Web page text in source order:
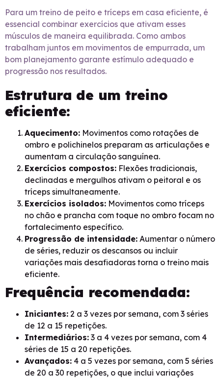
Para um treino de peito e tríceps em casa eficiente, é
essencial combinar exercícios que ativam esses
músculos de maneira equilibrada. Como ambos
trabalham juntos em movimentos de empurrada, um
bom planejamento garante estímulo adequado e
progressão nos resultados.
Estrutura de um treino
eficiente:
Aquecimento: Movimentos como rotações de
ombro e polichinelos preparam as articulações e
aumentam a circulação sanguínea.
Exercícios compostos: Flexões tradicionais,
declinadas e mergulhos ativam o peitoral e os
tríceps simultaneamente.
Exercícios isolados: Movimentos como tríceps
no chão e prancha com toque no ombro focam no
fortalecimento específico.
Progressão de intensidade: Aumentar o número
de séries, reduzir os descansos ou incluir
variações mais desafiadoras torna o treino mais
eficiente.
Frequência recomendada:
Iniciantes: 2 a 3 vezes por semana, com 3 séries
de 12 a 15 repetições.
Intermediários: 3 a 4 vezes por semana, com 4
séries de 15 a 20 repetições.
Avançados: 4 a 5 vezes por semana, com 5 séries
de 20 a 30 repetições, o que inclui variações